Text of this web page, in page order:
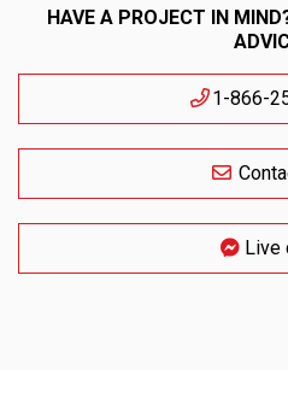
HAVE A PROJECT IN
1-866-
Live